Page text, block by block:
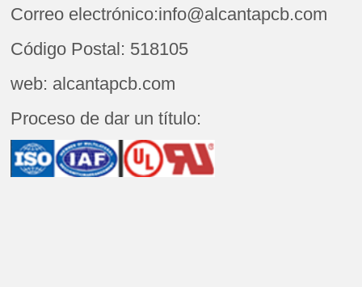
Correo electrónico:info@alcantapcb.com
Código Postal: 518105
web: alcantapcb.com
Proceso de dar un título: